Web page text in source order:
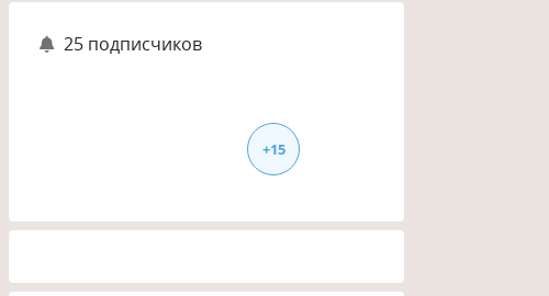
25 подписчиков
+15